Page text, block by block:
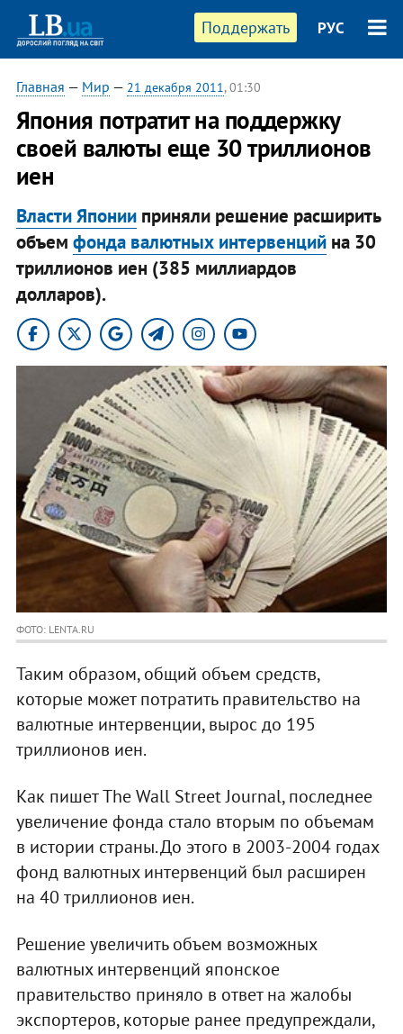
Поддержать РУС
Главная — Мир — 21 декабря 2011, 01:30
Япония потратит на поддержку
своей валюты еще 30 триллионов
иен
Власти Японииприняли решение расширить
объем фонда валютных интервенцийна 30
триллионов иен (385 миллиардов
долларов).
ФОТО: LENTA.RU
Таким образом, общий объем средств,
которые может потратить правительство на
валютные интервенции, вырос до 195
триллионов иен.
Как пишет The Wall Street Journal, последнее
увеличение фонда стало вторым по объемам
в истории страны. До этого в 2003-2004 годах
фонд валютных интервенций был расширен
на 40 триллионов иен.
Решение увеличить объем возможных
валютных интервенций японское
правительство приняло в ответ на жалобы
экспортеров, которые ранее предупреждали,